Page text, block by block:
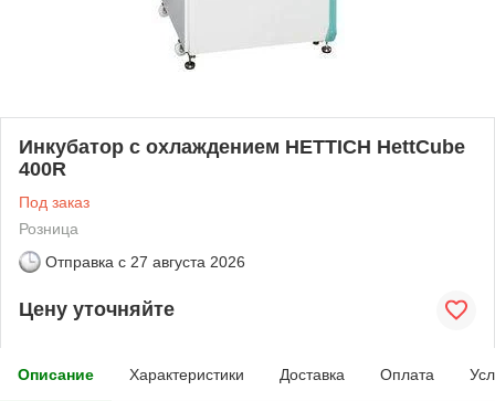
Инкубатор с охлаждением HETTICH HettCube
400R
Под заказ
Розница
Отправка с 27 августа 2026
Цену уточняйте
Описание Характеристики Доставка Оплата